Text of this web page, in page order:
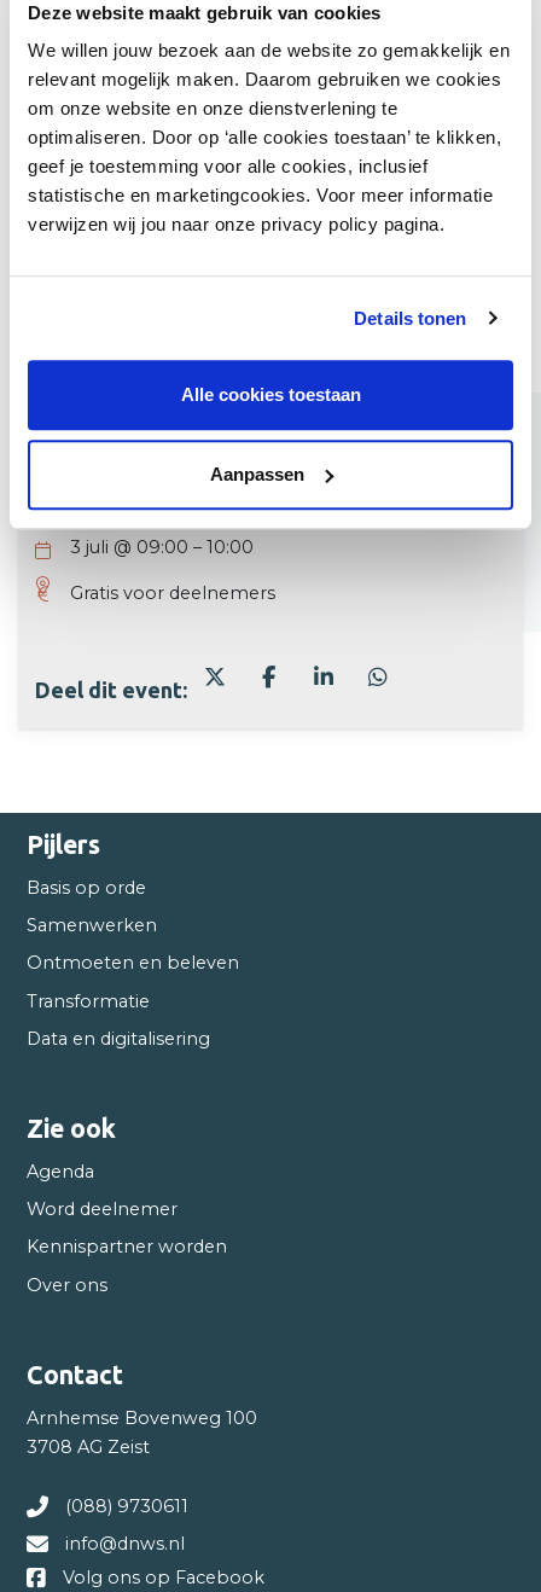
Deze website maakt gebruik van cookies
We willen jouw bezoek aan de website zo gemakkelijk en
relevant mogelijk maken. Daarom gebruiken we cookies
om onze website en onze dienstverlening te
optimaliseren. Door op ‘alle cookies toestaan’ te klikken,
geef je toestemming voor alle cookies, inclusief
statistische en marketingcookies. Voor meer informatie
verwijzen wij jou naar onze privacy policy pagina.
Details tonen
Alle cookies toestaan
Aanpassen
Praktisch
Datum: elke eerste vrijdag van de maand
Tijd: 09:00 tot 10:00 uur
Locatie: Teams
Door: Johan Schomaker en Marleen Strien
Voor: exclusief voor centrumgebieden die
deelnemer zijn bij DNWS. Kennispartners kunnen
Praktische informatie
3 juli @ 09:00–10:00
Gratis voor deelnemers
Deel dit event:
Pijlers
Basis op orde
Samenwerken
Ontmoeten en beleven
Transformatie
Data en digitalisering
Zie ook
Agenda
Word deelnemer
Kennispartner worden
Over ons
Contact
Arnhemse Bovenweg 100
3708 AG Zeist
(088) 9730611
info@dnws.nl
Volg ons op Facebook